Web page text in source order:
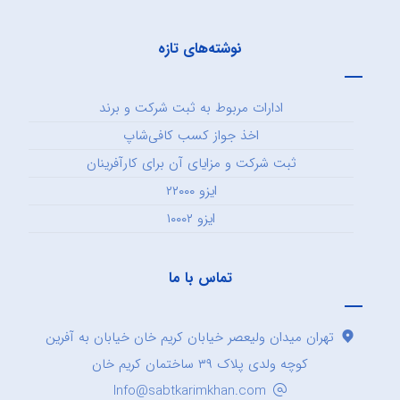
نوشته‌های تازه
ادارات مربوط به ثبت شرکت و برند
اخذ جواز کسب کافی‌شاپ
ثبت شرکت و مزایای آن برای کارآفرینان
ایزو ۲۲۰۰۰
ایزو ۱۰۰۰۲
تماس با ما
تهران میدان ولیعصر خیابان کریم خان خیابان به آفرین
کوچه ولدی پلاک ۳۹ ساختمان کریم خان
Info@sabtkarimkhan.com